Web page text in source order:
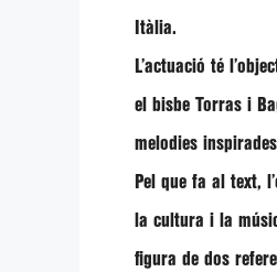
Itàlia.
L’actuació té
el bisbe Torras i
melodies
Pel que fa al text,
la cultura i la
figura de dos